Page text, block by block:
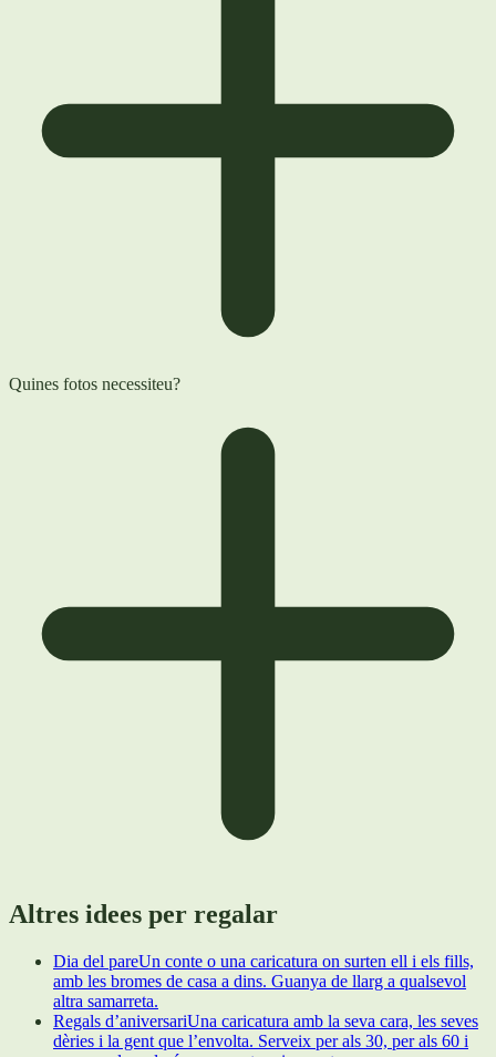
Quines fotos necessiteu?
Altres idees per regalar
Dia del pareUn conte o una caricatura on surten ell i els fills,
amb les bromes de casa a dins. Guanya de llarg a qualsevol
altra samarreta.
Regals d’aniversariUna caricatura amb la seva cara, les seves
dèries i la gent que l’envolta. Serveix per als 30, per als 60 i